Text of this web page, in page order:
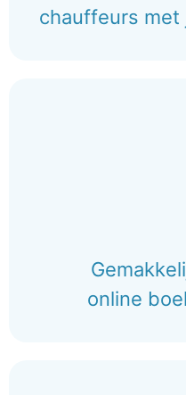
chauffeurs met
online